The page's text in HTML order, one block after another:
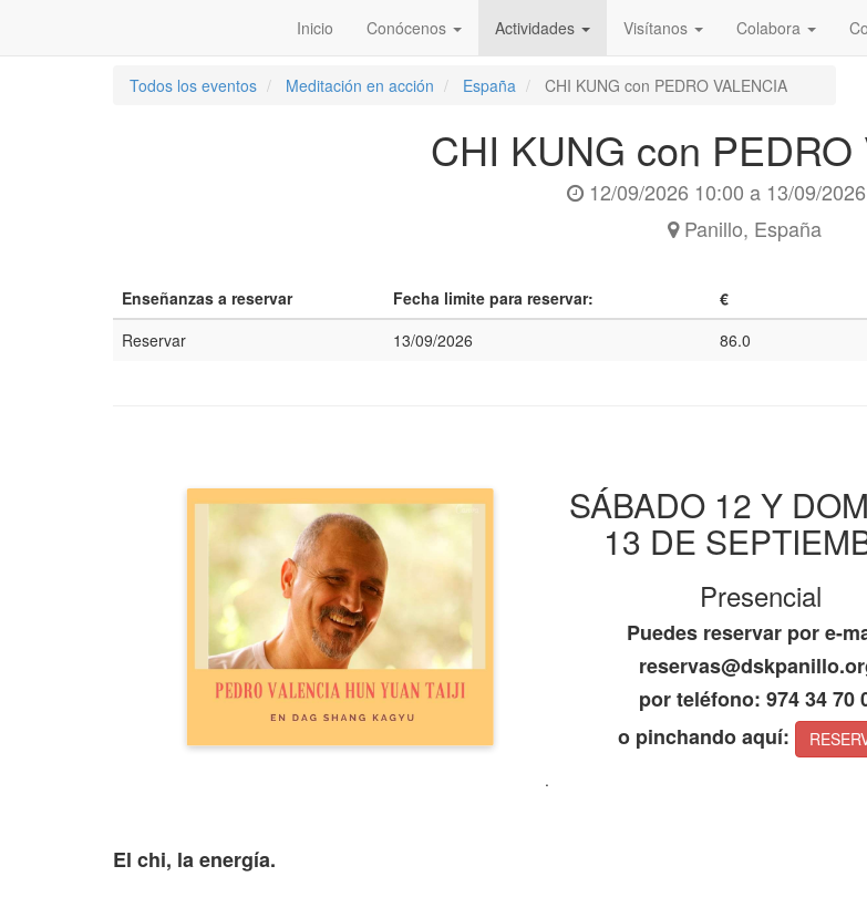
Inicio Conócenos Actividades Visítanos Colabora
Todos los eventos Meditación en acción España CHI KUNG con PEDRO VALENCIA
CHI KUNG con PEDRO
12/09/2026 10:00 a 13/09/
Panillo, España
Enseñanzas a reservar Fecha limite para reservar:
€
Reservar
13/09/2026 86.0
SÁBADO 12 Y
13 DE
Presencial
Puedes reservar por e-
por teléfono: 974 34 70
o pinchando aquí:
.
El chi, la energía.